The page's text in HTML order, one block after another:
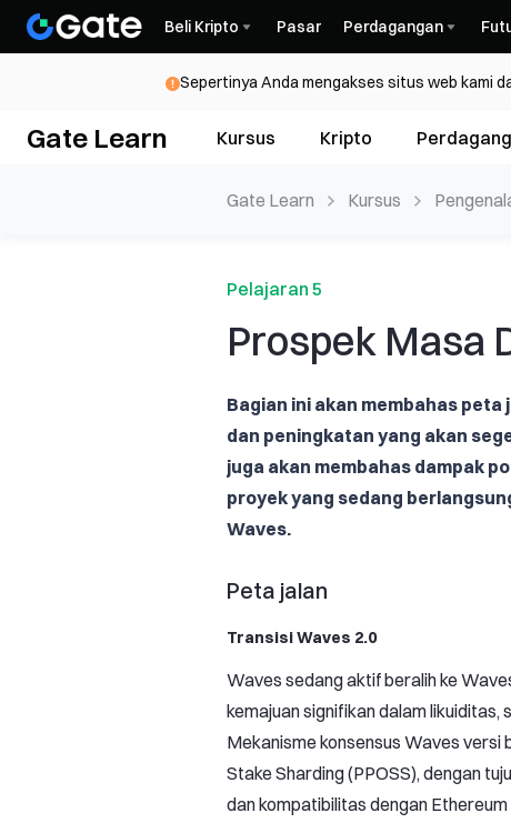
Beli Kripto Pasar Perdagangan
Sepertinya Anda mengakses situs web kami
Gate Learn Kursus Kripto
Gate Learn Kursus
Pelajaran 5
Prospek Masa
Bagian ini akan membahas
dan peningkatan yang akan
juga akan membahas dampak
proyek yang sedang
Waves.
Peta jalan
Transisi Waves 2.0
Waves sedang aktif beralih ke
kemajuan signifikan dalam
Mekanisme konsensus Waves
Stake Sharding (PPOSS), dengan
dan kompatibilitas dengan